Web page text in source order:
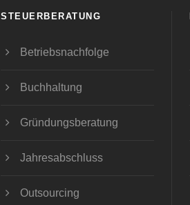
STEUERBERATUNG
Betriebsnachfolge
Buchhaltung
Gründungsberatung
Jahresabschluss
Outsourcing